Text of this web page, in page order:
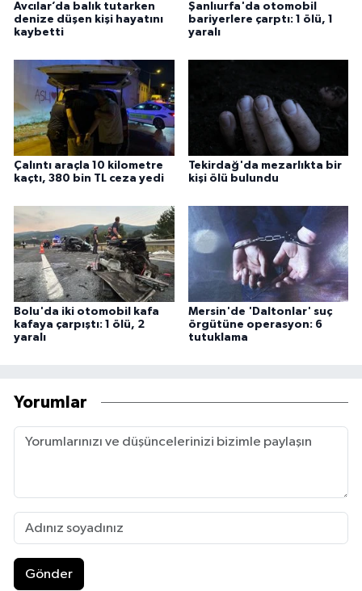
Avcılar’da balık tutarken
denize düşen kişi hayatını
kaybetti
Şanlıurfa'da otomobil
bariyerlere çarptı: 1 ölü, 1
yaralı
Çalıntı araçla 10 kilometre
kaçtı, 380 bin TL ceza yedi
Tekirdağ'da mezarlıkta bir
kişi ölü bulundu
Bolu'da iki otomobil kafa
kafaya çarpıştı: 1 ölü, 2
yaralı
Mersin'de 'Daltonlar' suç
örgütüne operasyon: 6
tutuklama
Yorumlar
Gönder